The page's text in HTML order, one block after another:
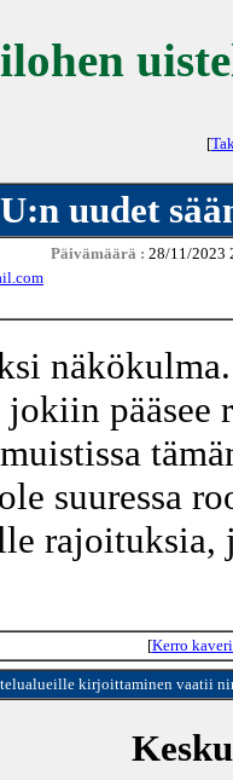
[
uudet
Päivämäärä : 28/11/2023
pääsee
suuressa
rajoituksia,
[Kerro
kirjoittaminen vaatii